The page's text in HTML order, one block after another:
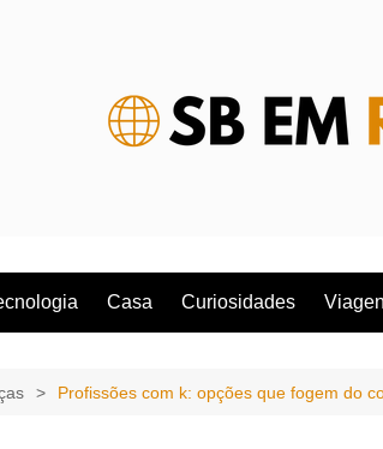
Casa Curiosidades
Profissões com k: opções que fogem do